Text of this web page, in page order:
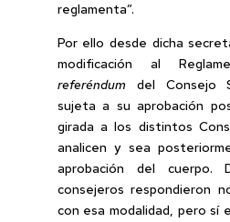
reglamenta”.
Por ello desde dicha
modificación al
referéndum del Consejo
sujeta a su aprobación
girada a los distintos
analicen y sea
aprobación del cuerpo.
consejeros respondieron
con esa modalidad, pero sí